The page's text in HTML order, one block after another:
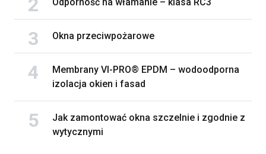
Odporność na włamanie – klasa RC3
Okna przeciwpożarowe
Membrany VI-PRO® EPDM – wodoodporna
izolacja okien i fasad
Jak zamontować okna szczelnie i zgodnie z
wytycznymi